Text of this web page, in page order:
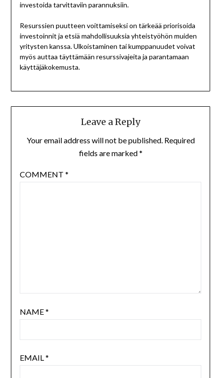
investoida tarvittaviin parannuksiin.
Resurssien puutteen voittamiseksi on tärkeää priorisoida
investoinnit ja etsiä mahdollisuuksia yhteistyöhön muiden
yritysten kanssa. Ulkoistaminen tai kumppanuudet voivat
myös auttaa täyttämään resurssivajeita ja parantamaan
käyttäjäkokemusta.
Leave a Reply
Your email address will not be published. Required
fields are marked*
COMMENT *
NAME*
EMAIL *